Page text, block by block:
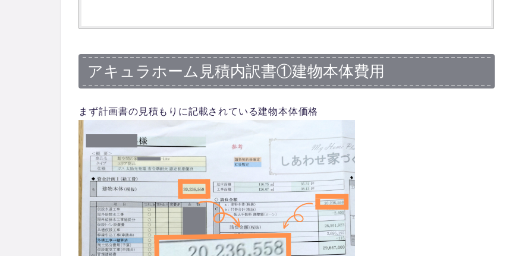
アキュラホーム見積内訳書①建物本体費用
まず計画書の見積もりに記載されている建物本体価格